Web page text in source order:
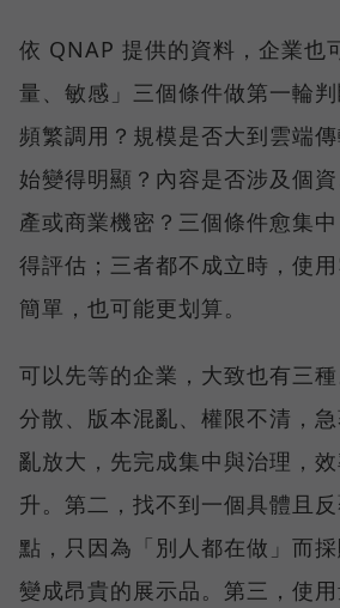
依 QNAP 提供的資料，企業也
量、敏感」三個條件做第一輪
頻繁調用？規模是否大到雲端
始變得明顯？內容是否涉及個
產或商業機密？三個條件愈集
得評估；三者都不成立時，使
簡單，也可能更划算。
可以先等的企業，大致也有三
分散、版本混亂、權限不清，
亂放大，先完成集中與治理，
升。第二，找不到一個具體且
點，只因為「別人都在做」而
變成昂貴的展示品。第三，使